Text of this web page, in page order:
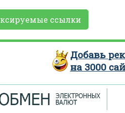
ссылки
Добавь
на 3000